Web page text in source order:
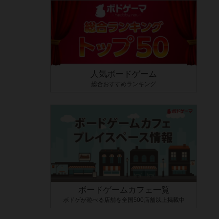
人気ボードゲーム
総合おすすめランキング
ボードゲームカフェ一覧
ボドゲが遊べる店舗を全国500店舗以上掲載中